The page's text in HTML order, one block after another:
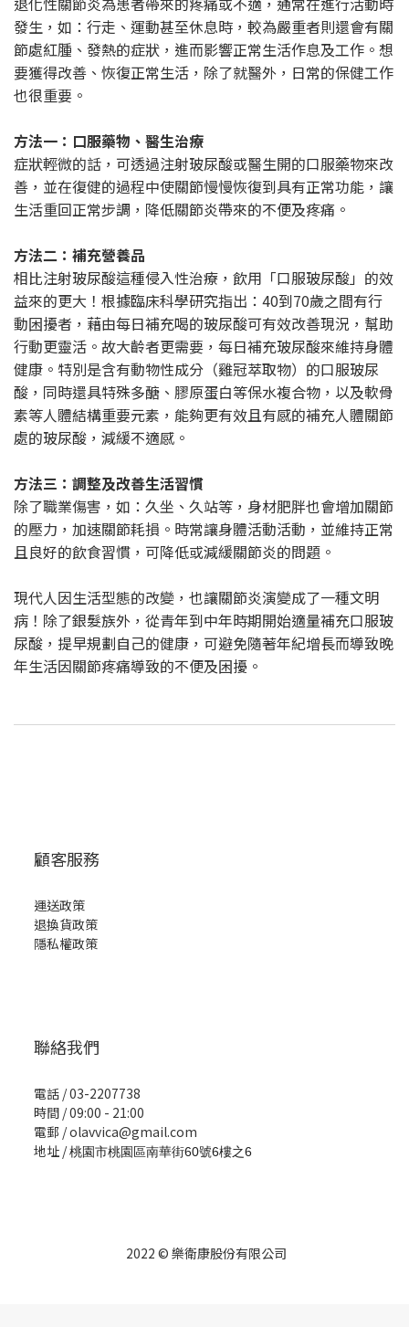
發生，如：行走、運動甚至休息時，較為嚴重者則還會有關
節處紅腫、發熱的症狀，進而影響正常生活作息及工作。想
要獲得改善、恢復正常生活，除了就醫外，日常的保健工作
也很重要。
方法一：口服藥物、醫生治療
症狀輕微的話，可透過注射玻尿酸或醫生開的口服藥物來改
善，並在復健的過程中使關節慢慢恢復到具有正常功能，讓
生活重回正常步調，降低關節炎帶來的不便及疼痛。
方法二：補充營養品
相比注射玻尿酸這種侵入性治療，飲用「口服玻尿酸」的效
益來的更大！根據臨床科學研究指出：40到70歲之間有行
動困擾者，藉由每日補充喝的玻尿酸可有效改善現況，幫助
行動更靈活。故大齡者更需要，每日補充玻尿酸來維持身體
健康。特別是含有動物性成分（雞冠萃取物）的口服玻尿
酸，同時還具特殊多醣、膠原蛋白等保水複合物，以及軟骨
素等人體結構重要元素，能夠更有效且有感的補充人體關節
處的玻尿酸，減緩不適感。
方法三：調整及改善生活習慣
除了職業傷害，如：久坐、久站等，身材肥胖也會增加關節
的壓力，加速關節耗損。時常讓身體活動活動，並維持正常
且良好的飲食習慣，可降低或減緩關節炎的問題。
現代人因生活型態的改變，也讓關節炎演變成了一種文明
病！除了銀髮族外，從青年到中年時期開始適量補充口服玻
尿酸，提早規劃自己的健康，可避免隨著年紀增長而導致晚
年生活因關節疼痛導致的不便及困擾。
顧客服務
運送政策
退換貨政策
隱私權政策
聯絡我們
電話 / 03-2207738
時間 / 09:00 - 21:00
電郵 / olavvica@gmail.com
地址 /桃園市桃園區南華街60號6樓之6
2022 © 樂衛康股份有限公司